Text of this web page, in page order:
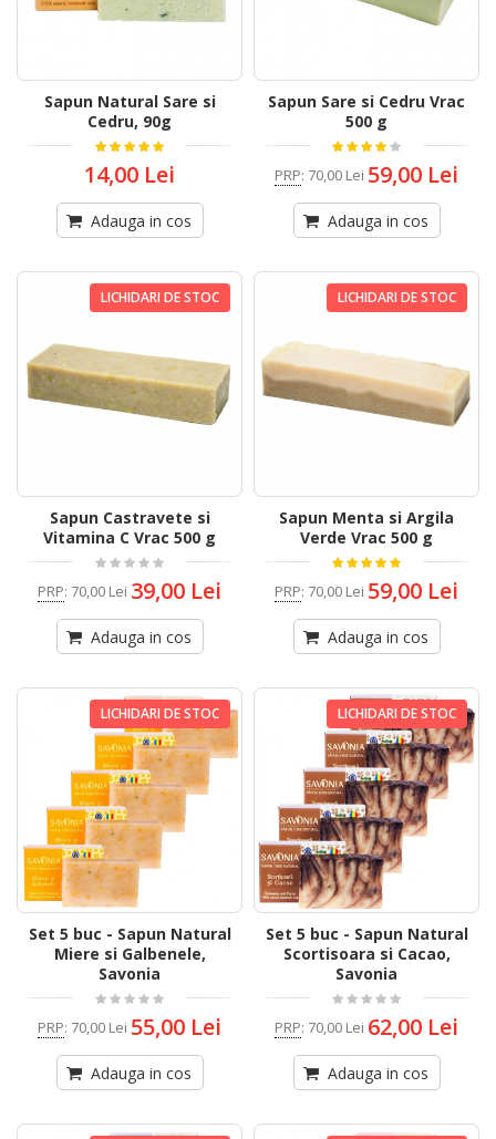
Sapun Natural Sare si
Cedru, 90g
14,00 Lei
Adauga in cos
Sapun Sare si Cedru Vrac
500 g
PRP: 70,00 Lei 59,00 Lei
Adauga in cos
LICHIDARI DE STOC
Sapun Castravete si
Vitamina C Vrac 500 g
PRP: 70,00 Lei 39,00 Lei
Adauga in cos
LICHIDARI DE STOC
Sapun Menta si Argila
Verde Vrac 500 g
PRP: 70,00 Lei 59,00 Lei
Adauga in cos
LICHIDARI DE STOC
Set 5 buc - Sapun Natural
Miere si Galbenele,
Savonia
PRP: 70,00 Lei 55,00 Lei
Adauga in cos
LICHIDARI DE STOC
Set 5 buc - Sapun Natural
Scortisoara si Cacao,
Savonia
PRP: 70,00 Lei 62,00 Lei
Adauga in cos